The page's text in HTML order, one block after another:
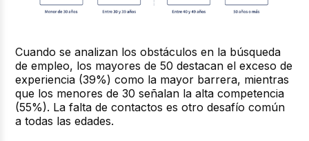
Cuando se analizan los obstáculos en la búsqueda
de empleo, los mayores de 50 destacan el exceso de
experiencia (39%) como la mayor barrera, mientras
que los menores de 30 señalan la alta competencia
(55%). La falta de contactos es otro desafío común
a todas las edades.